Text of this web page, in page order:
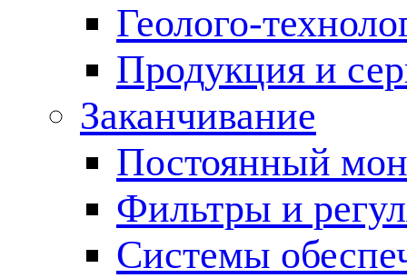
Геолого-
Продукция и
Заканчивание
Постоянный
Фильтры и
Cистемы